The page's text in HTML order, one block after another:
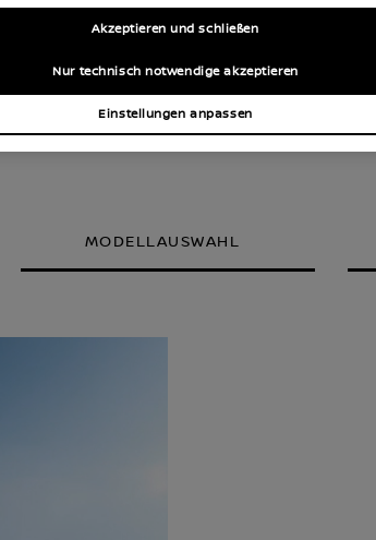
FÜR IHRE
MODELLAUSWAHL
Einstellungen anpassen
Nur technisch notwendige akzeptieren
Akzeptieren und schließen